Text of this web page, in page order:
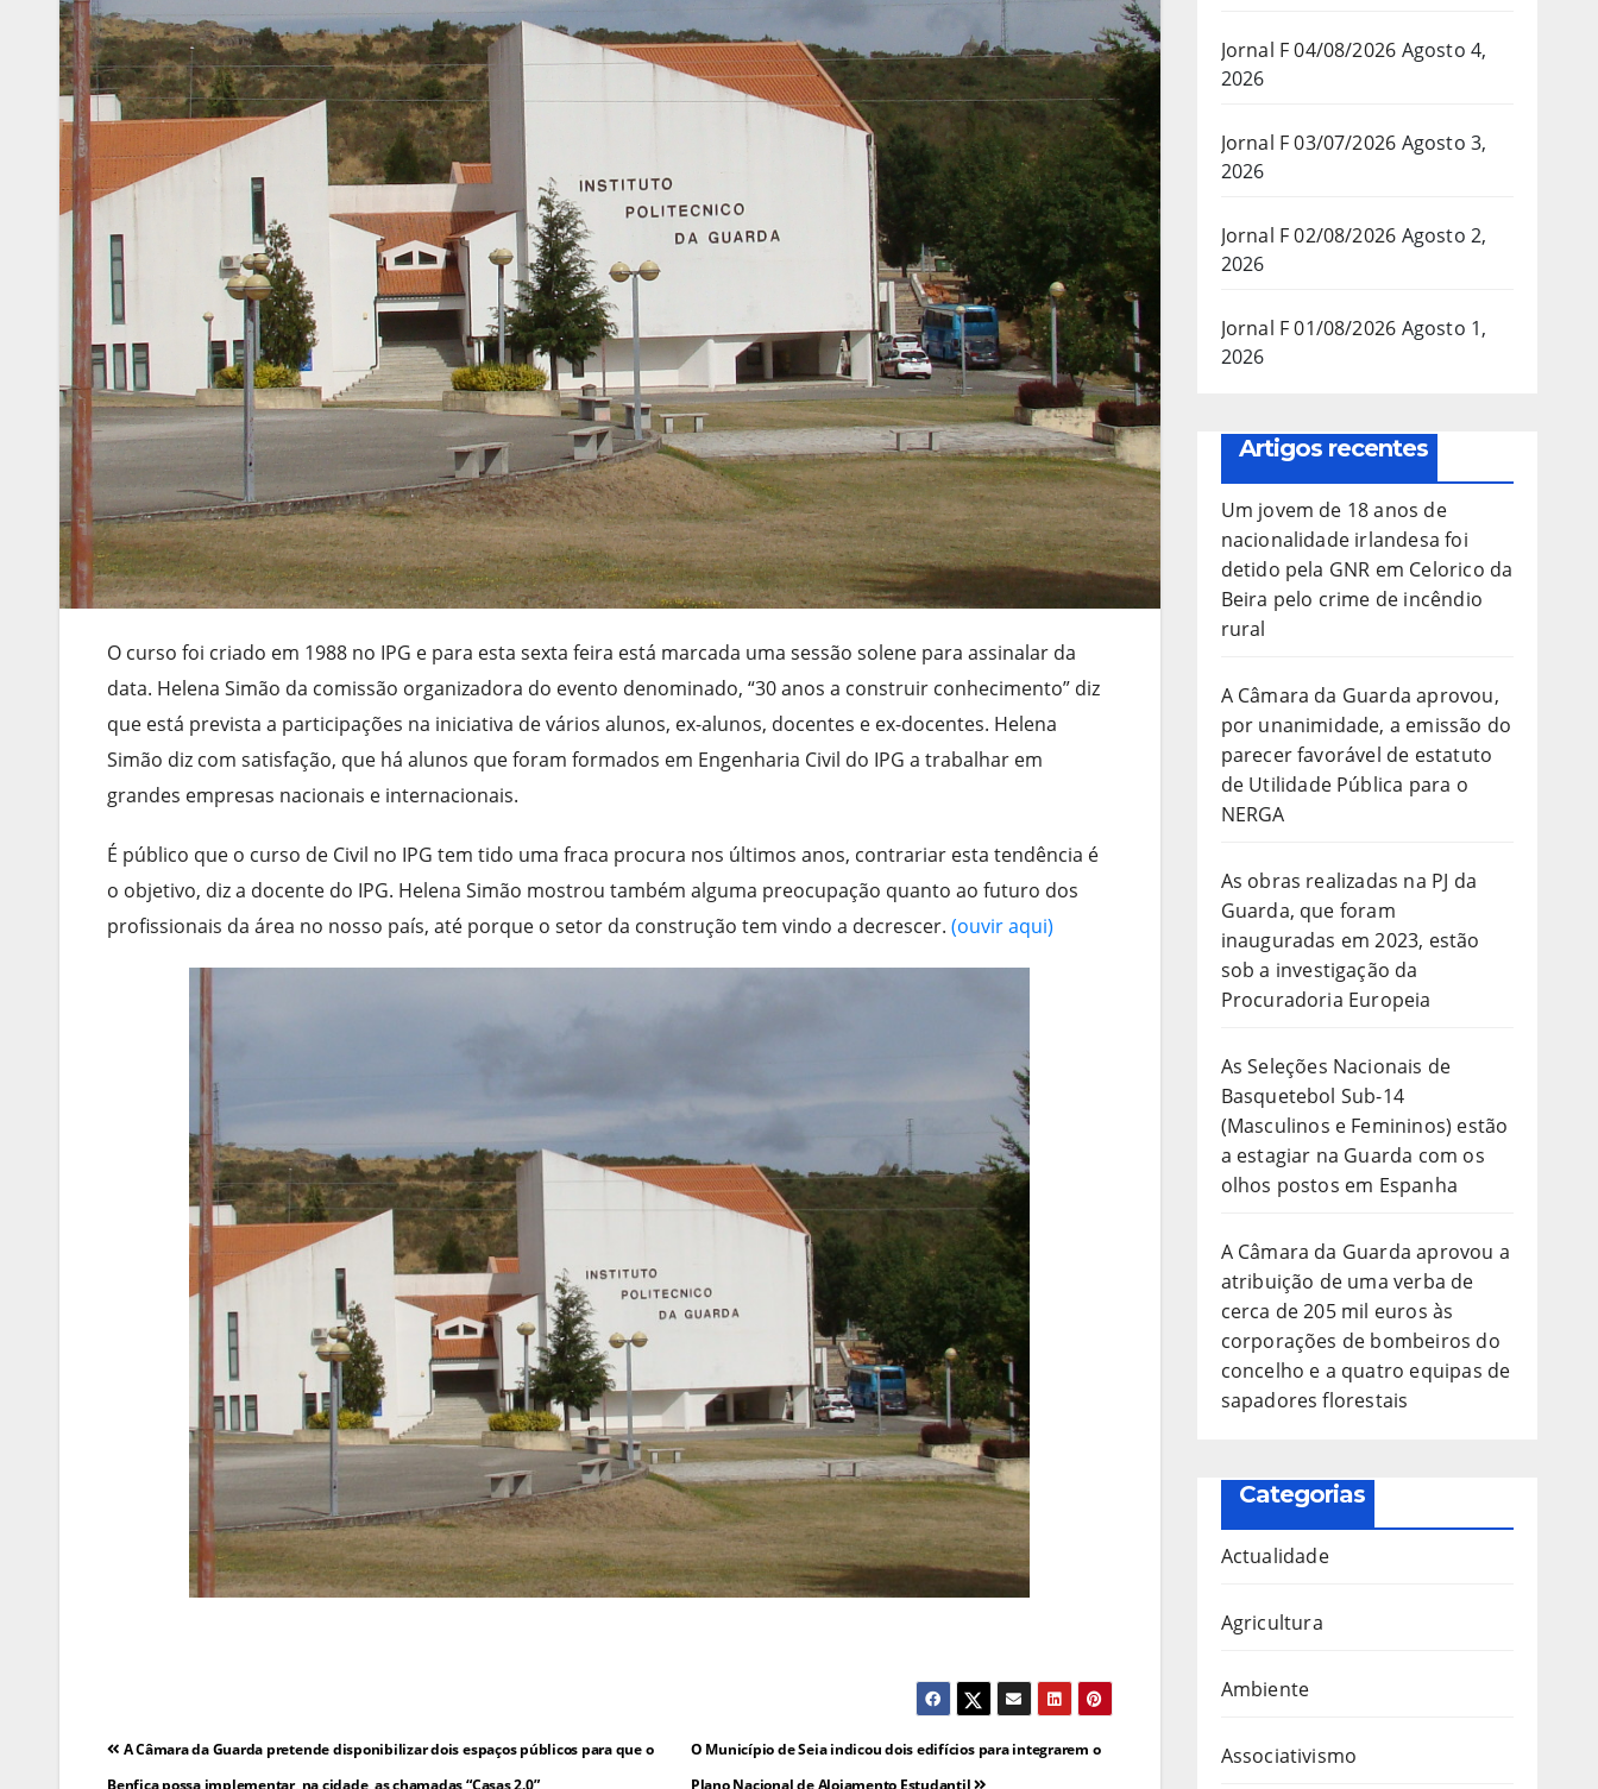
O curso foi criado em 1988 no IPG e para esta sexta feira está marcada uma sessão solene para assinalar da
data. Helena Simão da comissão organizadora do evento denominado, “30 anos a construir conhecimento” diz
que está prevista a participações na iniciativa de vários alunos, ex-alunos, docentes e ex-docentes. Helena
Simão diz com satisfação, que há alunos que foram formados em Engenharia Civil do IPG a trabalhar em
grandes empresas nacionais e internacionais.
É público que o curso de Civil no IPG tem tido uma fraca procura nos últimos anos, contrariar esta tendência é
o objetivo, diz a docente do IPG. Helena Simão mostrou também alguma preocupação quanto ao futuro dos
profissionais da área no nosso país, até porque o setor da construção tem vindo a decrescer. (ouvir aqui)
Navegação
O Município de Seia indicou dois edifícios para integrarem o
A Câmara da Guarda pretende disponibilizar dois espaços públicos para que o
Jornal F 04/08/2026 Agosto 4,
2026
Jornal F 03/07/2026 Agosto 3,
2026
Jornal F 02/08/2026 Agosto 2,
2026
Jornal F 01/08/2026 Agosto 1,
2026
Artigos recentes
Um jovem de 18 anos de
nacionalidade irlandesa foi
detido pela GNR em Celorico da
Beira pelo crime de incêndio
rural
A Câmara da Guarda aprovou,
por unanimidade, a emissão do
parecer favorável de estatuto
de Utilidade Pública para o
NERGA
As obras realizadas na PJ da
Guarda, que foram
inauguradas em 2023, estão
sob a investigação da
Procuradoria Europeia
As Seleções Nacionais de
Basquetebol Sub-14
(Masculinos e Femininos) estão
a estagiar na Guarda com os
olhos postos em Espanha
A Câmara da Guarda aprovou a
atribuição de uma verba de
cerca de 205 mil euros às
corporações de bombeiros do
concelho e a quatro equipas de
sapadores florestais
Categorias
Actualidade
Agricultura
Ambiente
Associativismo